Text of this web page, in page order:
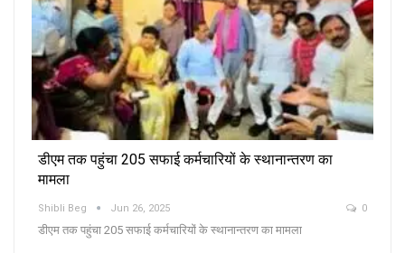
डीएम तक पहुंचा 205 सफाई कर्मचारियों के स्थानान्तरण का
मामला
Shibli Beg Jun 26, 2025 0
डीएम तक पहुंचा 205 सफाई कर्मचारियों के स्थानान्तरण का मामला